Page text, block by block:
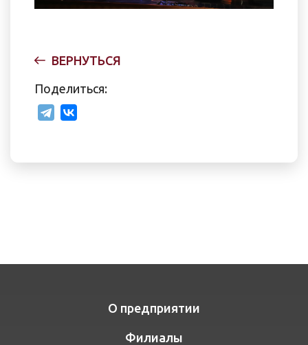
ВЕРНУТЬСЯ
Поделиться:
О предприятии
Филиалы